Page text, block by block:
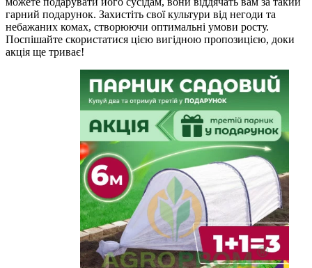
гарний подарунок. Захистіть свої культури від негоди та
небажаних комах, створюючи оптимальні умови росту.
Поспішайте скористатися цією вигідною пропозицією, доки
акція ще триває!